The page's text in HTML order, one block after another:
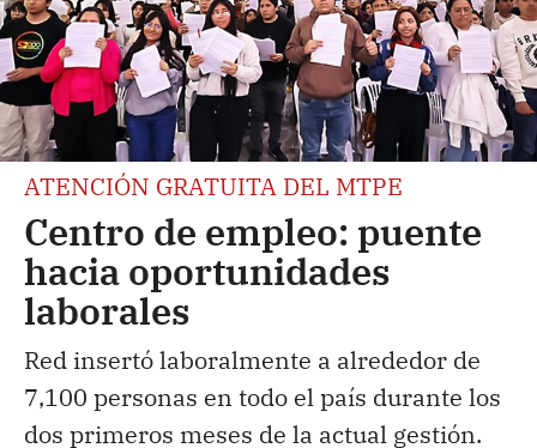
ATENCIÓN GRATUITA DEL MTPE
Centro de empleo: puente
hacia oportunidades
laborales
Red insertó laboralmente a alrededor de
7,100 personas en todo el país durante los
dos primeros meses de la actual gestión.